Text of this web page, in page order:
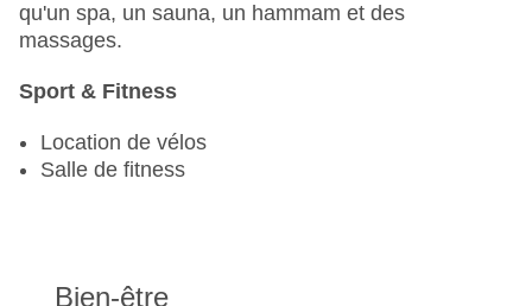
qu'un spa, un sauna, un hammam et des
massages.
Sport & Fitness
Location de vélos
Salle de fitness
Bien-être